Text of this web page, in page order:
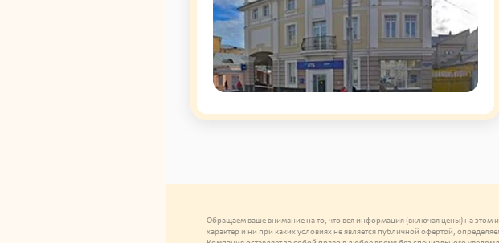
Обращаем ваше внимание на то, что вся информация (включая цены) на этом
характер и ни при каких условиях не является публичной офертой,